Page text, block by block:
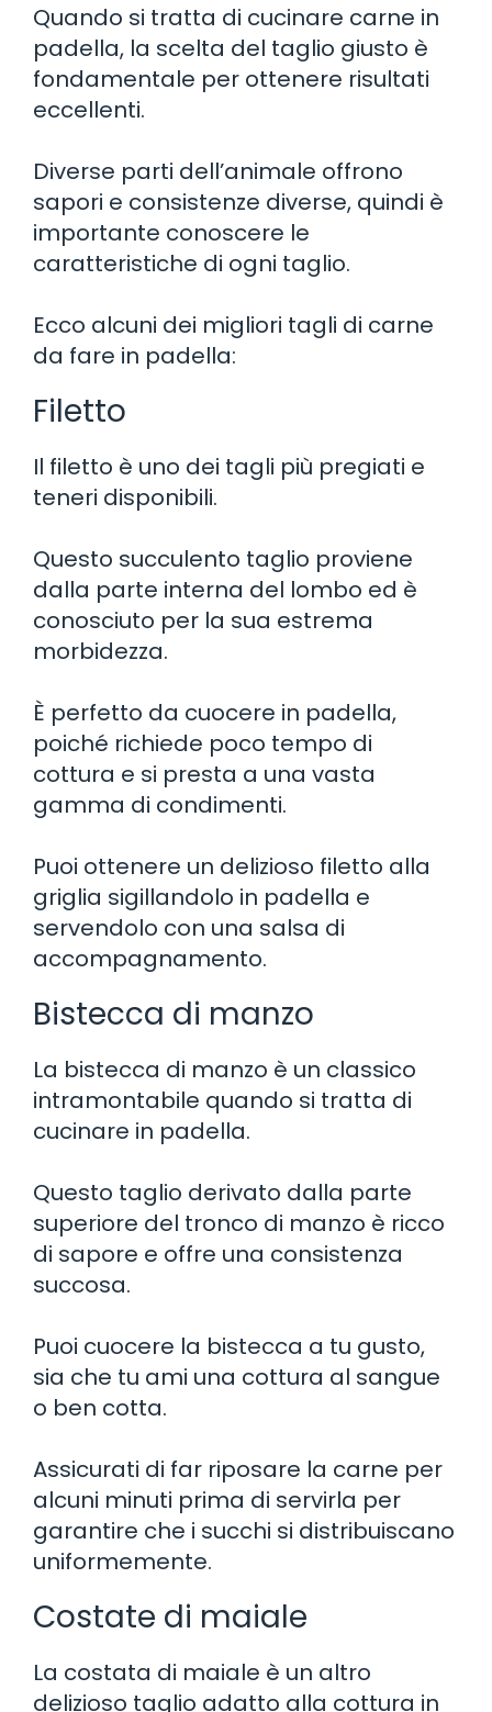
Quando si tratta di cucinare carne in
padella, la scelta del taglio giusto è
fondamentale per ottenere risultati
eccellenti.
Diverse parti dell’animale offrono
sapori e consistenze diverse, quindi è
importante conoscere le
caratteristiche di ogni taglio.
Ecco alcuni dei migliori tagli di carne
da fare in padella:
Filetto
Il filetto è uno dei tagli più pregiati e
teneri disponibili.
Questo succulento taglio proviene
dalla parte interna del lombo ed è
conosciuto per la sua estrema
morbidezza.
È perfetto da cuocere in padella,
poiché richiede poco tempo di
cottura e si presta a una vasta
gamma di condimenti.
Puoi ottenere un delizioso filetto alla
griglia sigillandolo in padella e
servendolo con una salsa di
accompagnamento.
Bistecca di manzo
La bistecca di manzo è un classico
intramontabile quando si tratta di
cucinare in padella.
Questo taglio derivato dalla parte
superiore del tronco di manzo è ricco
di sapore e offre una consistenza
succosa.
Puoi cuocere la bistecca a tu gusto,
sia che tu ami una cottura al sangue
o ben cotta.
Assicurati di far riposare la carne per
alcuni minuti prima di servirla per
garantire che i succhi si distribuiscano
uniformemente.
Costate di maiale
La costata di maiale è un altro
delizioso taglio adatto alla cottura in